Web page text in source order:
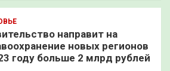
направит на
новых регионов
году больше 2 млрд рублей